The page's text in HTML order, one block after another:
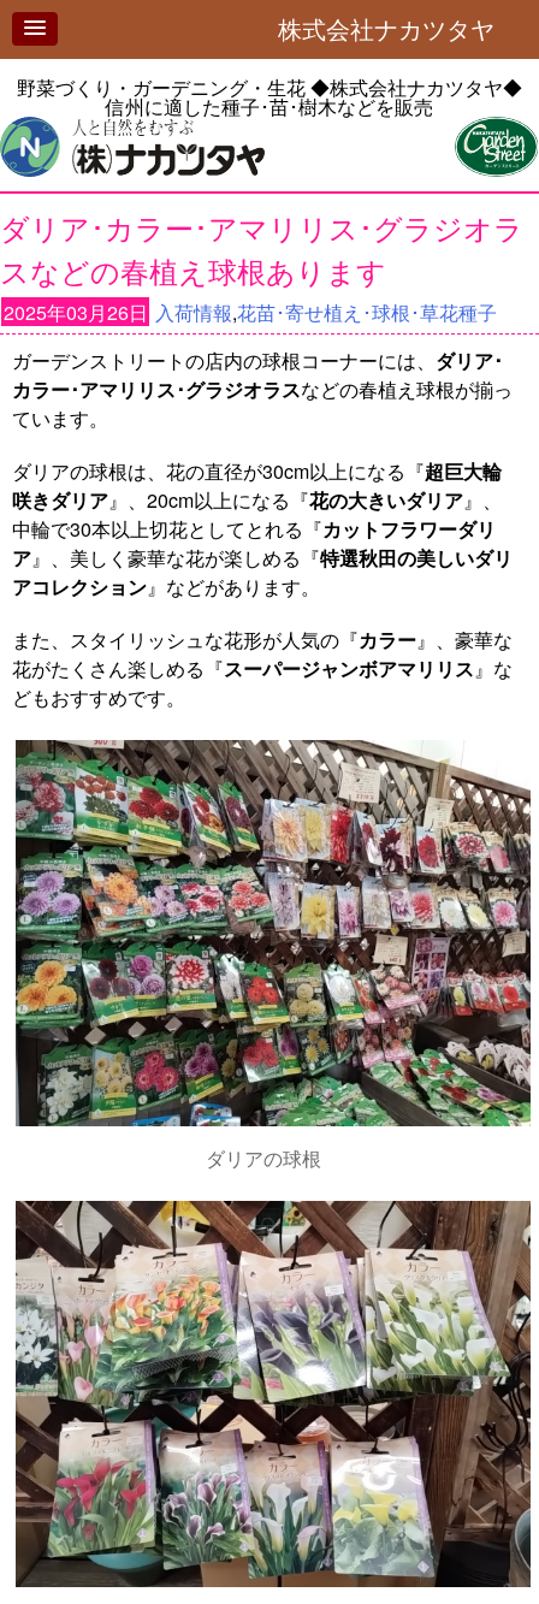
株式会社ナカツタヤ
野菜づくり・ガーデニング・生花◆株式会社ナカツタヤ◆
信州に適した種子･苗･樹木などを販売
ダリア･カラー･アマリリス･グラジオラ
スなどの春植え球根あります
2025年03月26日 入荷情報,花苗･寄せ植え･球根･草花種子
ガーデンストリートの店内の球根コーナーには、 ダリア･
カラー･アマリリス･グラジオラスなどの春植え球根が揃っ
ています。
ダリアの球根は、花の直径が30cm以上になる『超巨大輪
咲きダリア』、20cm以上になる『花の大きいダリア』、
中輪で30本以上切花としてとれる『カットフラワーダリ
ア』、美しく豪華な花が楽しめる『特選秋田の美しいダリ
アコレクション』などがあります。
また、スタイリッシュな花形が人気の『カラー』、豪華な
花がたくさん楽しめる『スーパージャンボアマリリス』な
どもおすすめです。
ダリアの球根